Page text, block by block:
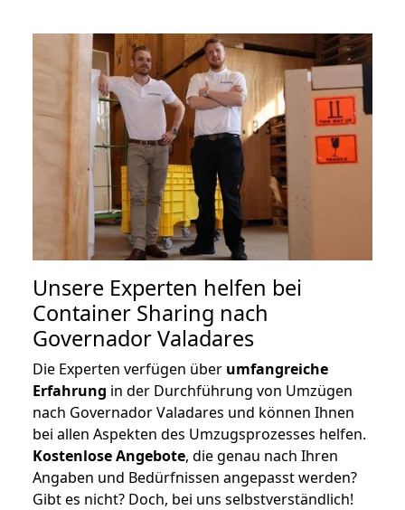
Unsere Experten helfen bei
Container Sharing nach
Governador Valadares
Die Experten verfügen über umfangreiche
Erfahrung in der Durchführung von Umzügen
nach Governador Valadares und können Ihnen
bei allen Aspekten des Umzugsprozesses helfen.
Kostenlose Angebote, die genau nach Ihren
Angaben und Bedürfnissen angepasst werden?
Gibt es nicht? Doch, bei uns selbstverständlich!